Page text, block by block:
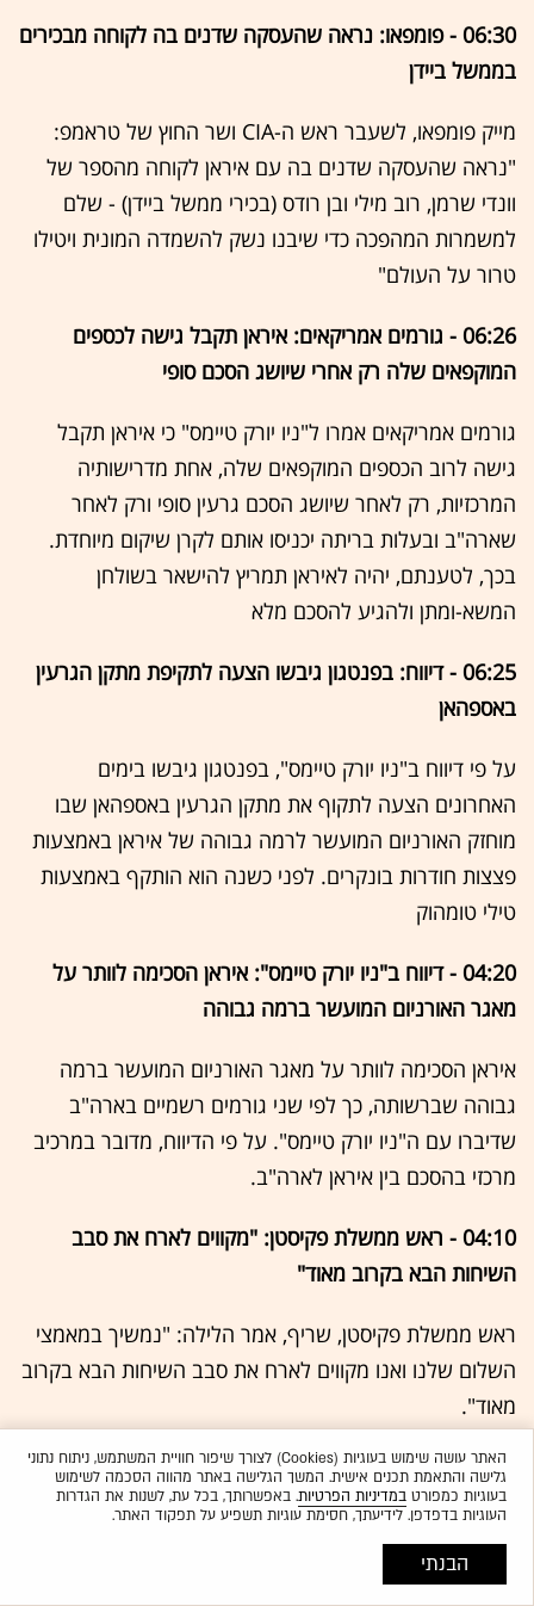
06:30 - פומפאו: נראה שהעסקה שדנים בה לקוחה מבכירים
בממשל ביידן
מייק פומפאו, לשעבר ראש ה-CIA ושר החוץ של טראמפ:
"נראה שהעסקה שדנים בה עם איראן לקוחה מהספר של
וונדי שרמן, רוב מילי ובן רודס (בכירי ממשל ביידן) - שלם
למשמרות המהפכה כדי שיבנו נשק להשמדה המונית ויטילו
טרור על העולם"
06:26 - גורמים אמריקאים: איראן תקבל גישה לכספים
המוקפאים שלה רק אחרי שיושג הסכם סופי
גורמים אמריקאים אמרו ל"ניו יורק טיימס" כי איראן תקבל
גישה לרוב הכספים המוקפאים שלה, אחת מדרישותיה
המרכזיות, רק לאחר שיושג הסכם גרעין סופי ורק לאחר
שארה"ב ובעלות בריתה יכניסו אותם לקרן שיקום מיוחדת.
בכך, לטענתם, יהיה לאיראן תמריץ להישאר בשולחן
המשא-ומתן ולהגיע להסכם מלא
06:25 - דיווח: בפנטגון גיבשו הצעה לתקיפת מתקן הגרעין
באספהאן
על פי דיווח ב"ניו יורק טיימס", בפנטגון גיבשו בימים
האחרונים הצעה לתקוף את מתקן הגרעין באספהאן שבו
מוחזק האורניום המועשר לרמה גבוהה של איראן באמצעות
פצצות חודרות בונקרים. לפני כשנה הוא הותקף באמצעות
טילי טומהוק
04:20 - דיווח ב"ניו יורק טיימס": איראן הסכימה לוותר על
מאגר האורניום המועשר ברמה גבוהה
איראן הסכימה לוותר על מאגר האורניום המועשר ברמה
גבוהה שברשותה, כך לפי שני גורמים רשמיים בארה"ב
שדיברו עם ה"ניו יורק טיימס". על פי הדיווח, מדובר במרכיב
מרכזי בהסכם בין איראן לארה"ב.
04:10 - ראש ממשלת פקיסטן: "מקווים לארח את סבב
השיחות הבא בקרוב מאוד"
ראש ממשלת פקיסטן, שריף, אמר הלילה: "נמשיך במאמצי
השלום שלנו ואנו מקווים לארח את סבב השיחות הבא בקרוב
מאוד".
01:00 - דיווח ב"ניו יורק טיימס" על ההסכם המתגבש:
"שאלות הקשורות גרעין יידחו למועד מאוחר יותר"
שלושה בכירים איראנים דיווחו ל"ניו יורק טיימס" על ההסכם
המתגבש עם ארה"ב. הם ציינו כי ההסכם יעצור את הלחימה
האתר עושה שימוש בעוגיות (Cookies) לצורך שיפור חוויית המשתמש, ניתוח נתוני
גלישה והתאמת תכנים אישית. המשך הגלישה באתר מהווה הסכמה לשימוש
בעוגיות כמפורטבמדיניות הפרטיות. באפשרותך, בכל עת, לשנות את הגדרות
העוגיות בדפדפן. לידיעתך, חסימת עוגיות תשפיע על תפקוד האתר.
הבנתי